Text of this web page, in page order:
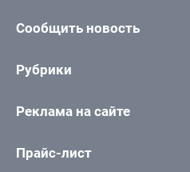
Сообщить новость
Рубрики
Реклама на сайте
Прайс-лист